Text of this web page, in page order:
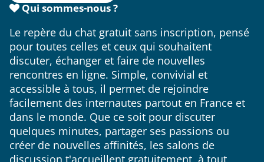
Qui sommes-nous ?
Le repère du chat gratuit sans inscription, pensé
pour toutes celles et ceux qui souhaitent
discuter, échanger et faire de nouvelles
rencontres en ligne. Simple, convivial et
accessible à tous, il permet de rejoindre
facilement des internautes partout en France et
dans le monde. Que ce soit pour discuter
quelques minutes, partager ses passions ou
créer de nouvelles affinités, les salons de
discussion t'accueillent gratuitement, à tout